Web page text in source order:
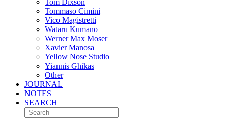
Tom Dixson
Tommaso Cimini
Vico Magistretti
Wataru Kumano
Werner Max Moser
Xavier Manosa
Yellow Nose Studio
Yiannis Ghikas
Other
JOURNAL
NOTES
SEARCH